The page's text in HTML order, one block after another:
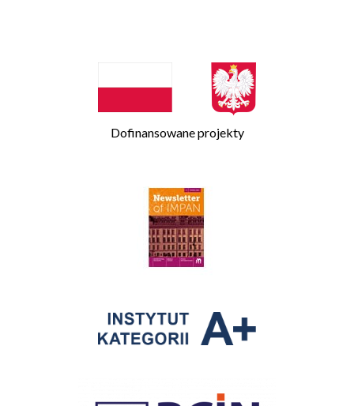
Dofinansowane projekty